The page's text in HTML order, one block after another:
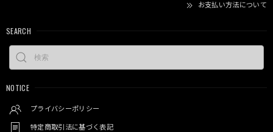
お支払い方法について
SEARCH
NOTICE
プライバシーポリシー
特定商取引法に基づく表記